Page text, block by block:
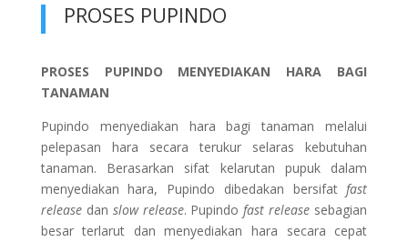
PROSES PUPINDO
PROSES PUPINDO MENYEDIAKAN HARA BAGI
TANAMAN
Pupindo menyediakan hara bagi tanaman melalui
pelepasan hara secara terukur selaras kebutuhan
tanaman. Berasarkan sifat kelarutan pupuk dalam
menyediakan hara, Pupindo dibedakan bersifatfast
releasedan slow release. Pupindofast release sebagian
besar terlarut dan menyediakan hara secara cepat